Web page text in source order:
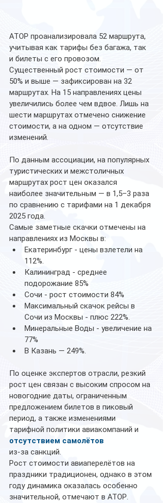
АТОР проанализировала 52 маршрута,
учитывая как тарифы без багажа, так
и билеты с его провозом.
Существенный рост стоимости — от
50% и выше — зафиксирован на 32
маршрутах. На 15 направлениях цены
увеличились более чем вдвое. Лишь на
шести маршрутах отмечено снижение
стоимости, а на одном — отсутствие
изменений.
По данным ассоциации, на популярных
туристических и межстоличных
маршрутах рост цен оказался
наиболее значительным — в 1,5–3 раза
по сравнению с тарифами на 1 декабря
2025 года.
Самые заметные скачки отмечены на
направлениях из Москвы в:
Екатеринбург - цены взлетели на
112%.
Калининград - среднее
подорожание 85%
Сочи - рост стоимости 84%
Максимальный скачок рейсы в
Сочи из Москвы - плюс 222%.
Минеральные Воды - увеличение на
77%
В Казань — 249%.
По оценке экспертов отрасли, резкий
рост цен связан с высоким спросом на
новогодние даты, ограниченным
предложением билетов в пиковый
период, а также изменениями
тарифной политики авиакомпаний и
отсутствием самолётов
из-за санкций.
Рост стоимости авиаперелётов на
праздники традиционен, однако в этом
году динамика оказалась особенно
значительной, отмечают в АТОР.